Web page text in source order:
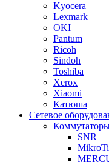
Kyocera
Lexmark
OKI
Pantum
Ricoh
Sindoh
Toshiba
Xerox
Xiaomi
Катюша
Сетевое
SNR